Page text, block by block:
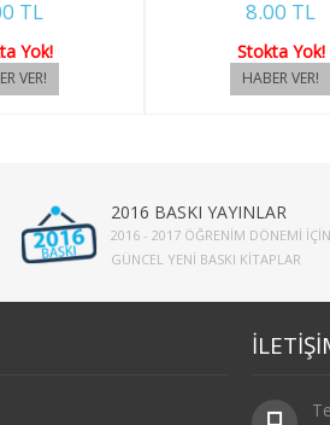
TL
Yok!
8.00 TL
Stokta Yok!
2016 BASKI YAYINLAR
2016 - 2017 ÖĞRENIM DÖNEMI İÇIN
GÜNCEL YENI BASKI KITAPLAR